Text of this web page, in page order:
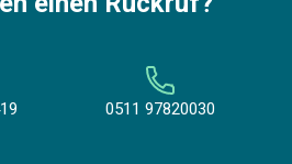
0511 97820030